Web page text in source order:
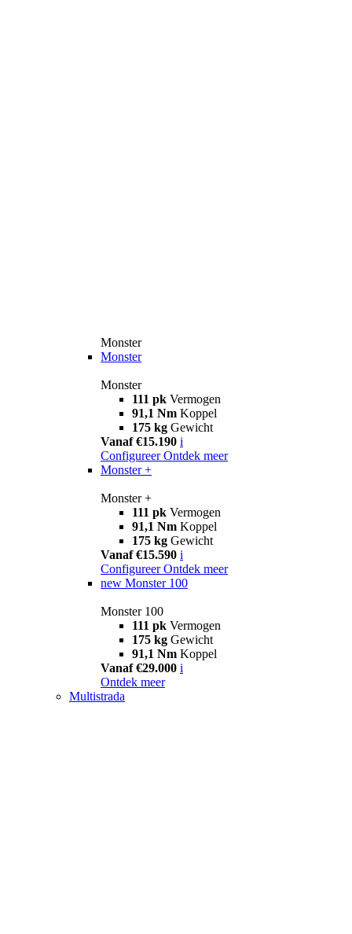
Monster
Monster
Monster
111 pk Vermogen
91,1 Nm Koppel
175 kg Gewicht
Vanaf €15.190 i
Configureer Ontdek meer
Monster +
Monster +
111 pk Vermogen
91,1 Nm Koppel
175 kg Gewicht
Vanaf €15.590 i
Configureer Ontdek meer
new Monster 100
Monster 100
111 pk Vermogen
175 kg Gewicht
91,1 Nm Koppel
Vanaf €29.000 i
Ontdek meer
Multistrada